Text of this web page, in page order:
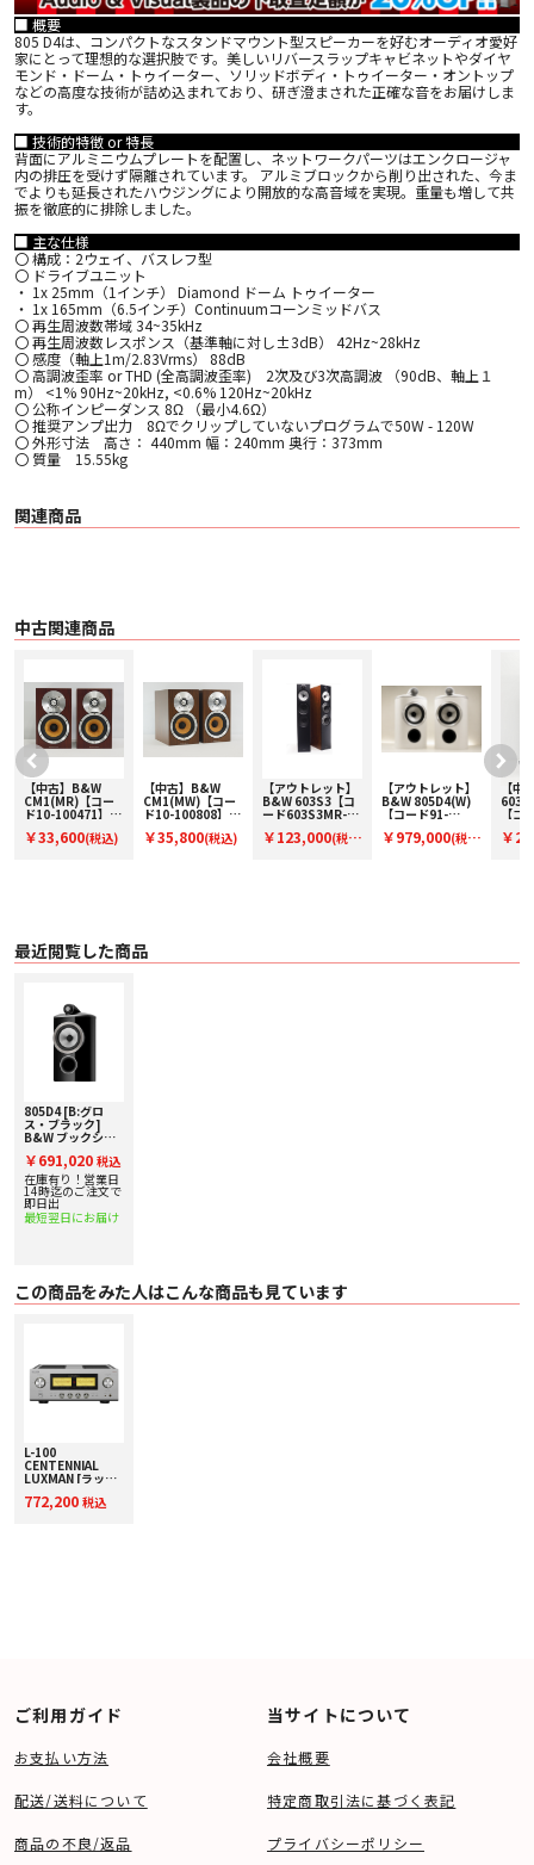
■ 概要
805 D4は、コンパクトなスタンドマウント型スピーカーを好むオーディオ愛好
家にとって理想的な選択肢です。美しいリバースラップキャビネットやダイヤ
モンド・ドーム・トゥイーター、ソリッドボディ・トゥイーター・オントップ
などの高度な技術が詰め込まれており、研ぎ澄まされた正確な音をお届けしま
す。
■ 技術的特徴 or 特長
背面にアルミニウムプレートを配置し、ネットワークパーツはエンクロージャ
内の排圧を受けず隔離されています。 アルミブロックから削り出された、今ま
でよりも延長されたハウジングにより開放的な高音域を実現。重量も増して共
振を徹底的に排除しました。
■ 主な仕様
〇 構成：2ウェイ、バスレフ型
〇 ドライブユニット
・ 1x 25mm（1インチ） Diamond ドーム トゥイーター
・ 1x 165mm（6.5インチ）Continuumコーンミッドバス
〇 再生周波数帯域 34~35kHz
〇 再生周波数レスポンス（基準軸に対し±3dB） 42Hz~28kHz
〇 感度（軸上1m/2.83Vrms） 88dB
〇 高調波歪率 or THD (全高調波歪率) 2次及び3次高調波 （90dB、軸上１
m） <1% 90Hz~20kHz, <0.6% 120Hz~20kHz
〇 公称インピーダンス 8Ω （最小4.6Ω）
〇 推奨アンプ出力 8Ωでクリップしていないプログラムで50W - 120W
〇 外形寸法 高さ： 440mm 幅：240mm 奥行：373mm
〇 質量 15.55kg
関連商品
中古関連商品
【中古】B&W
CM1(MR)【コー
ド10-100471】ブ
ーカー(ペア)
￥33,600(税込)
【中古】B&W
CM1(MW)【コー
ド10-100808】ブ
ーカー(ペア)
￥35,800(税込)
【アウトレット】
B&W 603S3【コ
ード603S3MR-
ーカー(ペアのみ)
￥123,000(税
【アウトレット】
B&W 805D4(W)
【コード91-
シェルフスピーカ
￥979,000(税
【中
【コ
型ス
￥
最近閲覧した商品
805D4 [B:グロ
ス・ブラック]
B&W ブックシェ
台] 下取り査定額
20%アップ実施
中！
￥691,020 税込
在庫有り！営業日
14時迄のご注文で
即日出
最短翌日にお届け
この商品をみた人はこんな商品も見ています
L-100
CENTENNIAL
LUXMAN [ラック
リメインアンプ 下
772,200 税込
ご利用ガイド
お支払い方法
配送/送料について
商品の不良/返品
当サイトについて
会社概要
特定商取引法に基づく表記
プライバシーポリシー